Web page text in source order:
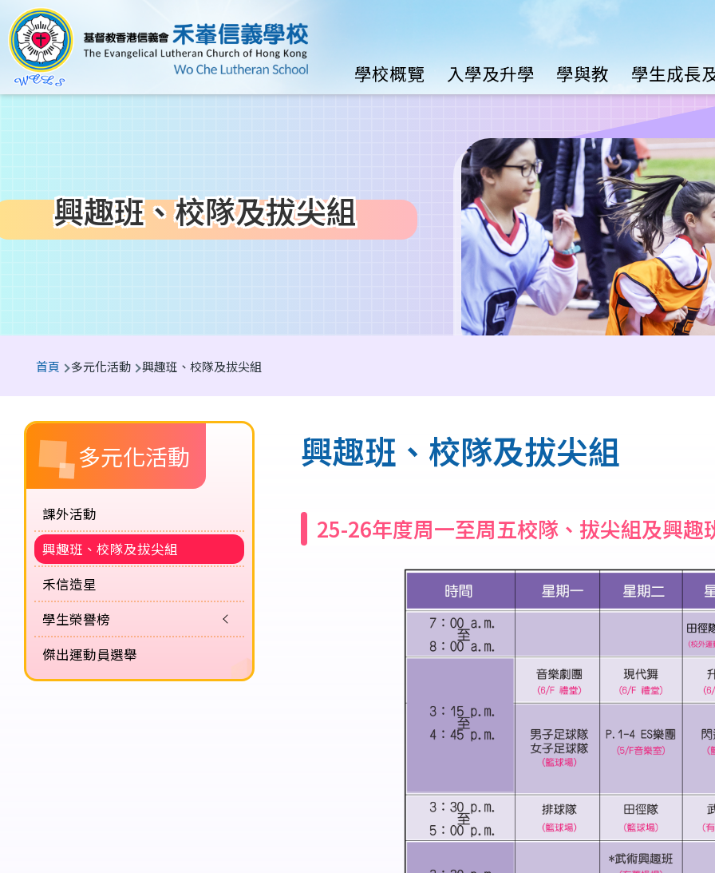
移至主內容
Main
navigation
學校概覽 入學及升學 學與教 學生成長
興趣班、校隊及拔尖組
導
航
連
結
首頁 多元化活動 興趣班、校隊及拔尖組
興趣班、校隊及拔尖組
25-26年度周一至周五校隊、拔尖組及興趣
Main
navigation
多元化活動
課外活動
興趣班、校隊及拔尖組
禾信造星
學生榮譽榜
傑出運動員選舉